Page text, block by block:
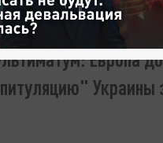
Европа
Украины